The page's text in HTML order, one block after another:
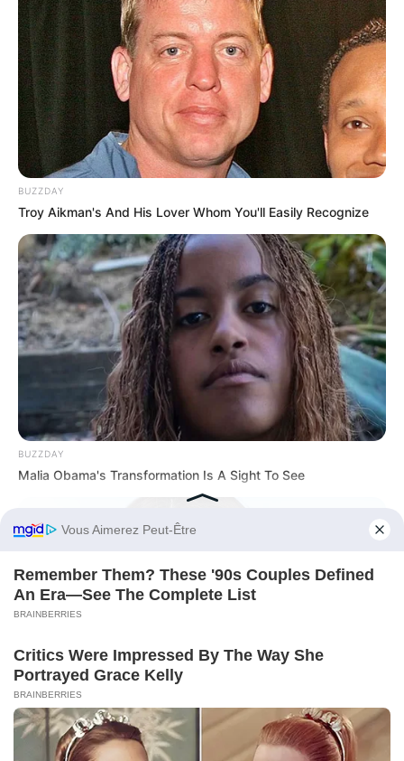
BUZZDAY
Troy Aikman's And His Lover Whom You'll Easily Recognize
BUZZDAY
Malia Obama's Transformation Is A Sight To See
BUZZDAY
Monica Lewinsky, 51, Shows Off New Bikini Pics In Beach
Before You Go